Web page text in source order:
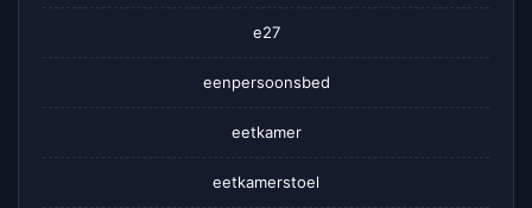
e27
eenpersoonsbed
eetkamer
eetkamerstoel